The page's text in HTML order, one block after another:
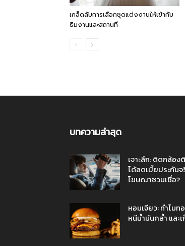
เคล็ดลับการเลือกชุดแต่งงานให้เข้ากับ
ธีมงานและสถานที่
บทความล่าสุด
เจาะลึก: ติดกล้อ
ได้ลดเบี้ยประกัน
โฆษณาชวนเชื่อ?
หอมเจียว: ทำไม
หนีน้ำมันคล้ำ และ